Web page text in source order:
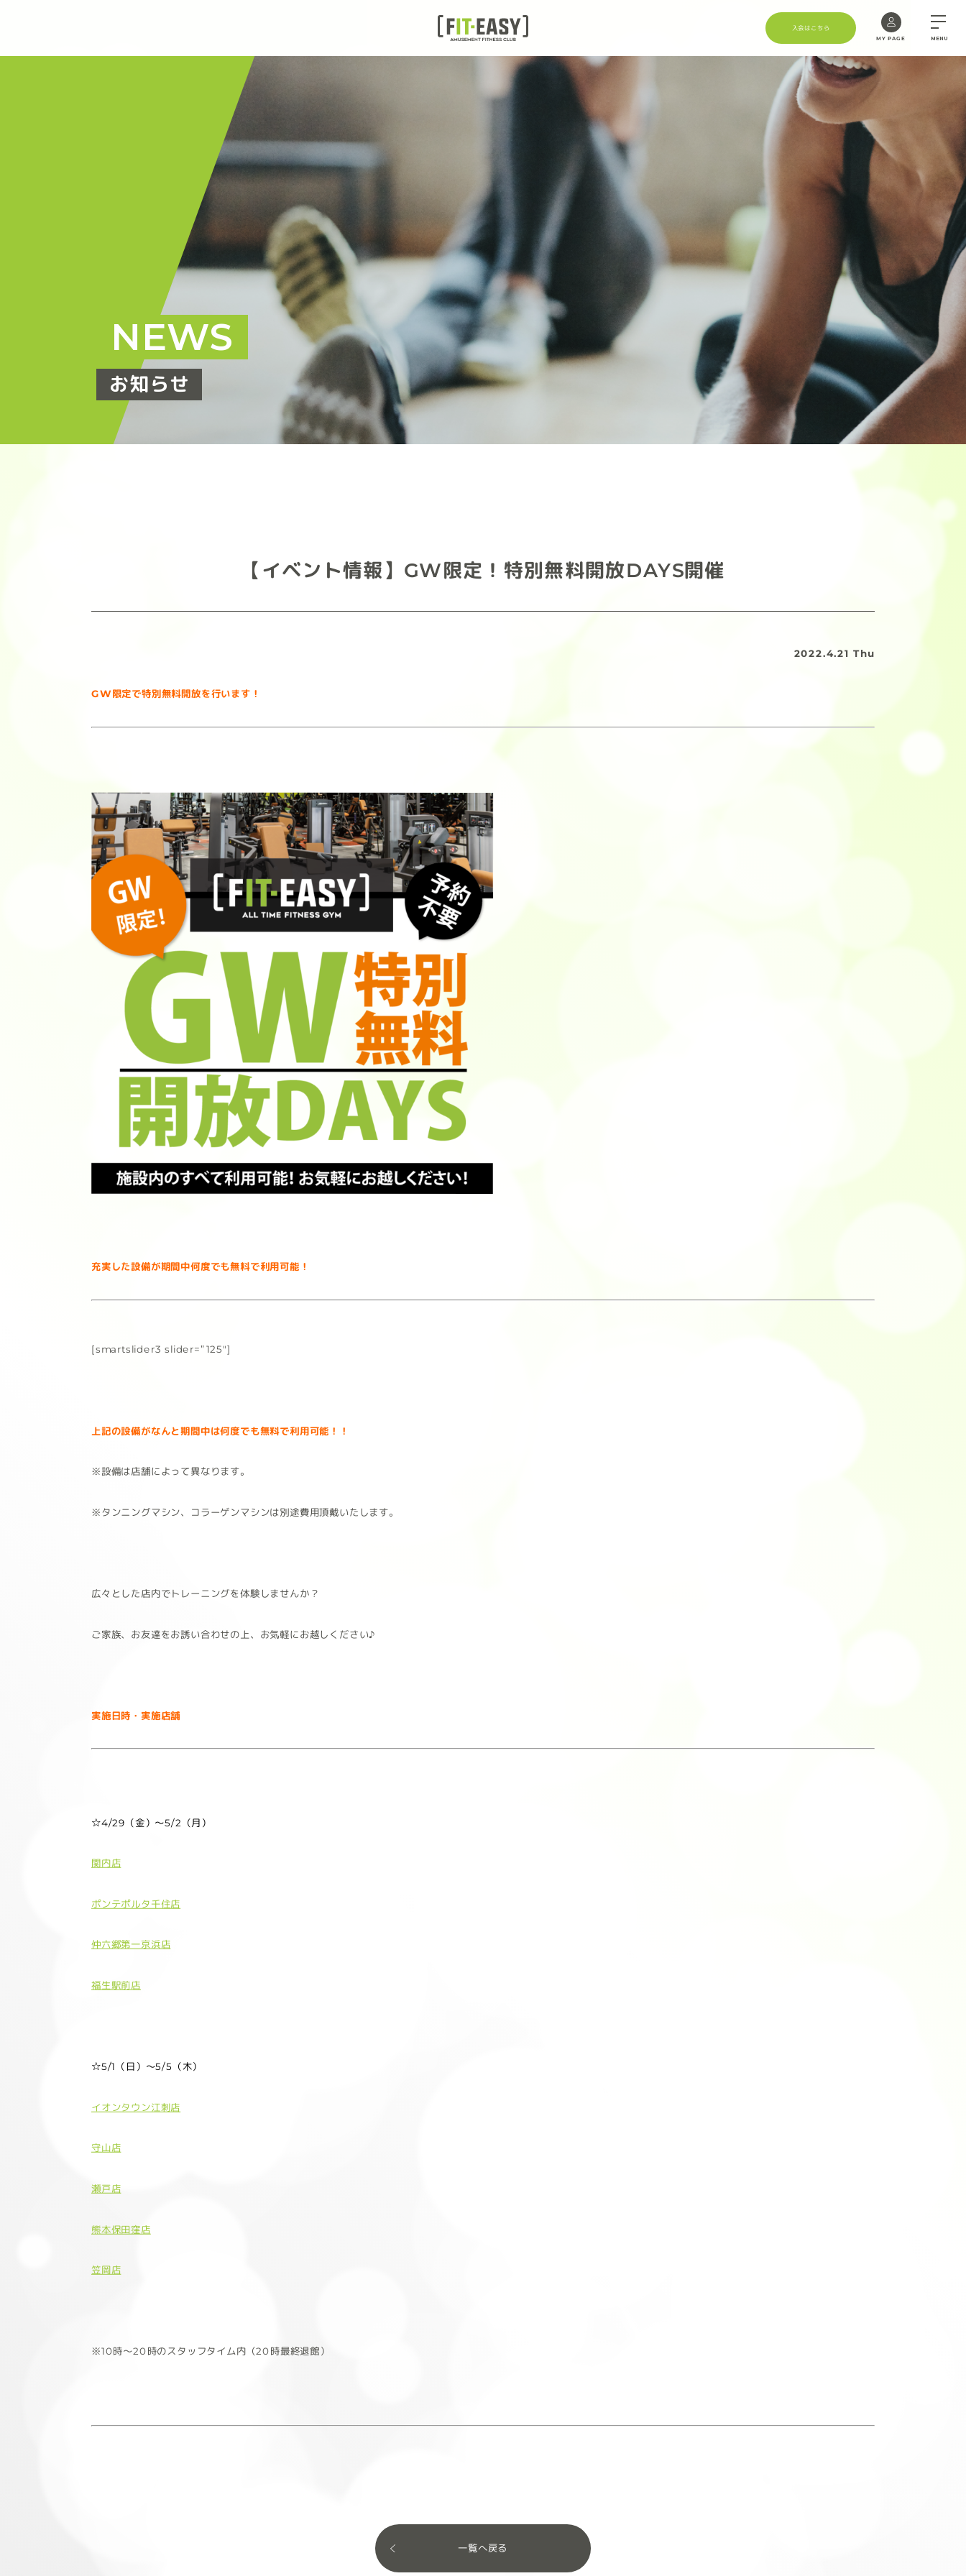
入会はこちら
MY PAGE MENU
NEWS
お知らせ
【イベント情報】GW限定！特別無料開放DAYS開催
2022.4.21 Thu
GW限定で特別無料開放を行います！
充実した設備が期間中何度でも無料で利用可能！
[smartslider3 slider=”125″]
上記の設備がなんと期間中は何度でも無料で利用可能！！
※設備は店舗によって異なります。
※タンニングマシン、コラーゲンマシンは別途費用頂戴いたします。
広々とした店内でトレーニングを体験しませんか？
ご家族、お友達をお誘い合わせの上、お気軽にお越しください♪
実施日時・実施店舗
☆4/29（金）～5/2（月）
関内店
ポンテポルタ千住店
仲六郷第一京浜店
福生駅前店
☆5/1（日）～5/5（木）
イオンタウン江刺店
守山店
瀬戸店
熊本保田窪店
笠岡店
※10時～20時のスタッフタイム内（20時最終退館）
一覧へ戻る